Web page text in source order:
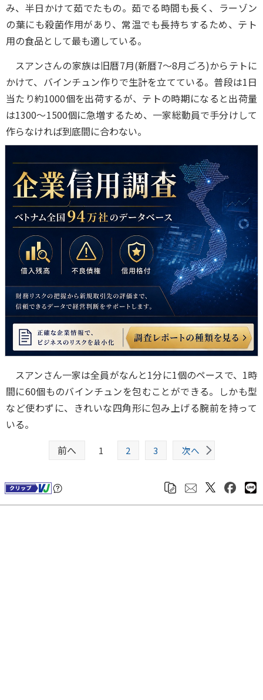
み、半日かけて茹でたもの。茹でる時間も長く、ラーゾン
の葉にも殺菌作用があり、常温でも長持ちするため、テト
用の食品として最も適している。
スアンさんの家族は旧暦7月(新暦7～8月ごろ)からテトに
かけて、バインチュン作りで生計を立てている。普段は1日
当たり約1000個を出荷するが、テトの時期になると出荷量
は1300～1500個に急増するため、一家総動員で手分けして
作らなければ到底間に合わない。
スアンさん一家は全員がなんと1分に1個のペースで、1時
間に60個ものバインチュンを包むことができる。しかも型
など使わずに、きれいな四角形に包み上げる腕前を持って
いる。
前へ
1 2 3 次へ